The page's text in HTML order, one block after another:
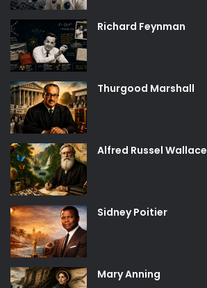
Richard Feynman
Thurgood Marshall
Alfred Russel Wallace
Sidney Poitier
Mary Anning